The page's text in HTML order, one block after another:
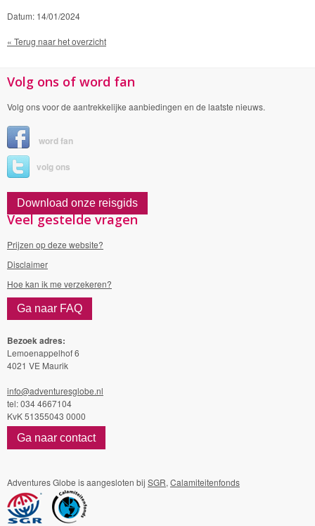
Datum: 14/01/2024
« Terug naar het overzicht
Volg ons of word fan
Volg ons voor de aantrekkelijke aanbiedingen en de laatste nieuws.
word fan
volg ons
Download onze reisgids
Veel gestelde vragen
Prijzen op deze website?
Disclaimer
Hoe kan ik me verzekeren?
Ga naar FAQ
Bezoek adres:
Lemoenappelhof 6
4021 VE Maurik
info@adventuresglobe.nl
tel: 034 4667104
KvK 51355043 0000
Ga naar contact
Adventures Globe is aangesloten bij SGR, Calamiteitenfonds